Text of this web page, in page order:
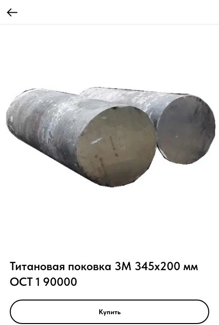
Титановая поковка 3М 345x200 мм
ОСТ 1 90000
Купить